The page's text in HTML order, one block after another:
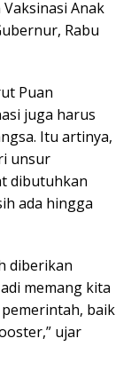
Anak
Rabu
Puan
juga harus
Itu artinya,
unsur
dibutuhkan
ada hingga
diberikan
memang kita
baik
ujar